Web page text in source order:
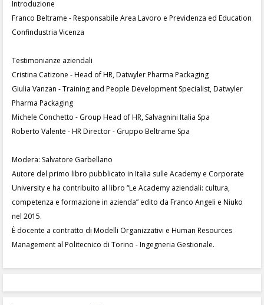
Introduzione
Franco Beltrame - Responsabile Area Lavoro e Previdenza ed Education
Confindustria Vicenza
Testimonianze aziendali
Cristina Catizone - Head of HR, Datwyler Pharma Packaging
Giulia Vanzan - Training and People Development Specialist, Datwyler
Pharma Packaging
Michele Conchetto - Group Head of HR, Salvagnini Italia Spa
Roberto Valente - HR Director - Gruppo Beltrame Spa
Modera: Salvatore Garbellano
Autore del primo libro pubblicato in Italia sulle Academy e Corporate
University e ha contribuito al libro “Le Academy aziendali: cultura,
competenza e formazione in azienda” edito da Franco Angeli e Niuko
nel 2015.
È docente a contratto di Modelli Organizzativi e Human Resources
Management al Politecnico di Torino - Ingegneria Gestionale.